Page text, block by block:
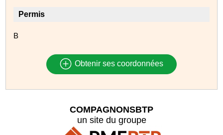
Permis
B
Obtenir ses coordonnées
COMPAGNONSBTP
un site du groupe